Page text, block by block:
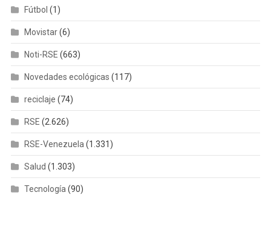
Fútbol (1)
Movistar(6)
Noti-RSE (663)
Novedades ecológicas (117)
reciclaje (74)
RSE (2.626)
RSE-Venezuela (1.331)
Salud (1.303)
Tecnología (90)